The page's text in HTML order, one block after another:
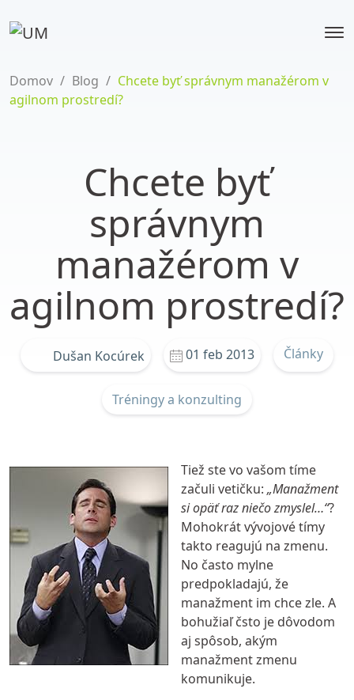
Domov / Blog / Chcete byť správnym manažérom v
agilnom prostredí?
Chcete byť
správnym
manažérom v
agilnom prostredí?
Dušan Kocúrek 01 feb 2013 Články
Tréningy a konzulting
Tiež ste vo vašom tíme
začuli vetičku: „Manažment
si opäť raz niečo zmyslel…“?
Mohokrát vývojové tímy
takto reagujú na zmenu.
No často mylne
predpokladajú, že
manažment im chce zle. A
bohužiaľ čsto je dôvodom
aj spôsob, akým
manažment zmenu
komunikuje.